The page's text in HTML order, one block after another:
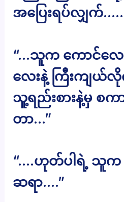
အပြေးရပ်လျှက်
“…သူက ကောင်လေ
လေးနဲ့ ကြီးကျ
သူ့ရည်းစားနဲ့မှ စကာ
တာ…”
“….ဟုတ်ပါရဲ့ သူက
ဆရာ….”